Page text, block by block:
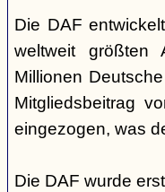
Die DAF
weltweit größten
Millionen
Mitgliedsbeitrag
eingezogen, was
Die DAF wurde